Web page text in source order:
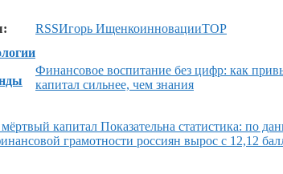
RSSИгорь ИщенкоинновацииТОР
Финансовое воспитание без цифр: как
капитал сильнее, чем знания
капитал Показательна статистика: по
грамотности россиян вырос с 12,12